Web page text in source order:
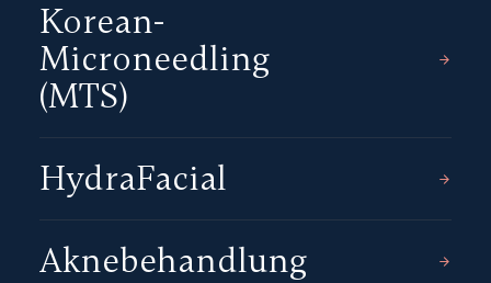
Korean-
Microneedling
(MTS)
HydraFacial
Aknebehandlung